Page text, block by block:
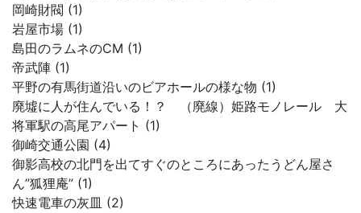
岡崎財閥 (1)
岩屋市場 (1)
島田のラムネのCM (1)
帝武陣 (1)
平野の有馬街道沿いのビアホールの様な物 (1)
廃墟に人が住んでいる！？ （廃線）姫路モノレール 大
将軍駅の高尾アパート (1)
御崎交通公園 (4)
御影高校の北門を出てすぐのところにあったうどん屋さ
ん”狐狸庵” (1)
快速電車の灰皿 (2)